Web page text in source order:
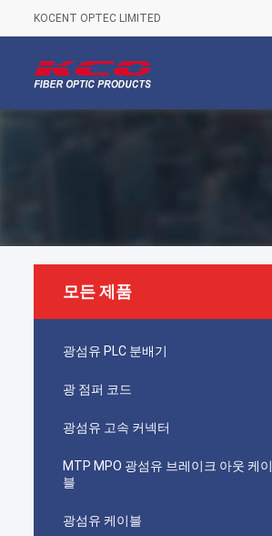
KOCENT OPTEC LIMITED
모든 제품
광섬유 PLC 분배기
광 점퍼 코드
광섬유 고속 커넥터
MTP MPO 광섬유 브레이크 아웃 케이
블
광섬유 케이블